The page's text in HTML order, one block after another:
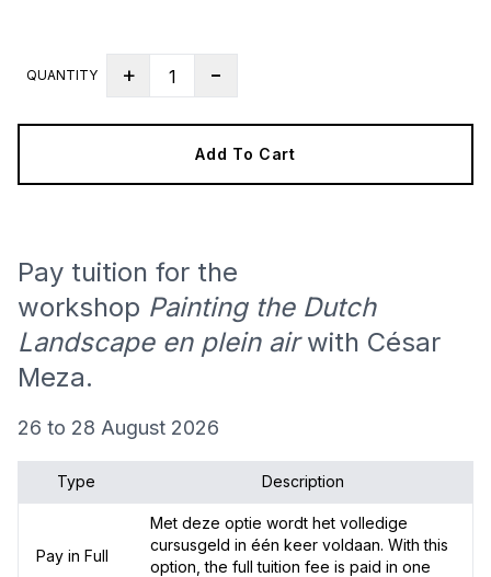
QUANTITY + 1 -
Add To Cart
Pay tuition for the
workshop Painting the Dutch
Landscape en plein airwith César
Meza.
26 to 28 August 2026
Type Description
Pay in Full
Met deze optie wordt het volledige
cursusgeld in één keer voldaan. With this
option, the full tuition fee is paid in one